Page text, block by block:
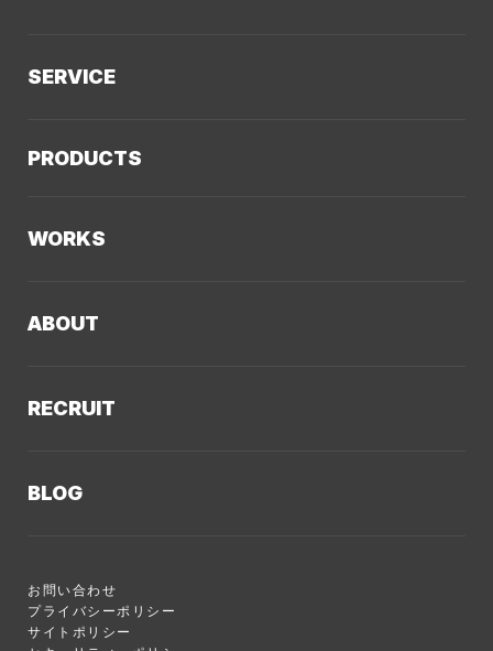
SERVICE
Web制作
デザイン・ブランディング
システム開発・DX支援
Webサイト制作に関するご質問
PRODUCTS
LLMO／AIO／GEO診断
WORKS
ABOUT
ロンドン支社
RECRUIT
デザイン部
BLOG
目的別
Web制作ハウツー
お問い合わせ
プライバシーポリシー
サイトポリシー